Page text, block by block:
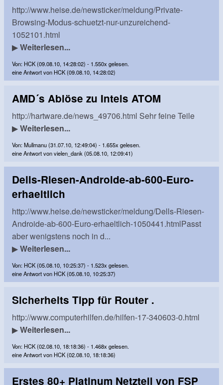
http://www.heise.de/newsticker/meldung/Private-
Browsing-Modus-schuetzt-nur-unzureichend-
1052101.html
▶Weiterlesen...
Von: HCK (09.08.10, 14:28:02) - 1.550x gelesen.
eine Antwort von HCK (09.08.10, 14:28:02)
AMD´s Ablöse zu Intels ATOM
http://hartware.de/news_49706.html Sehr feine Teile
▶Weiterlesen...
Von: Mullmanu (31.07.10, 12:49:04) - 1.655x gelesen.
eine Antwort von vielen_dank (05.08.10, 12:09:41)
Dells-Riesen-Androide-ab-600-Euro-
erhaeltlich
http://www.heise.de/newsticker/meldung/Dells-Riesen-
Androide-ab-600-Euro-erhaeltlich-1050441.htmlPasst
aber wenigstens noch in d...
▶Weiterlesen...
Von: HCK (05.08.10, 10:25:37) - 1.523x gelesen.
eine Antwort von HCK (05.08.10, 10:25:37)
Sicherheits Tipp für Router .
http://www.computerhilfen.de/hilfen-17-340603-0.html
▶Weiterlesen...
Von: HCK (02.08.10, 18:18:36) - 1.468x gelesen.
eine Antwort von HCK (02.08.10, 18:18:36)
Erstes 80+ Platinum Netzteil von FSP